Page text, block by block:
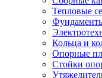
Тепловые
Кольца и
Опорные
Стойки